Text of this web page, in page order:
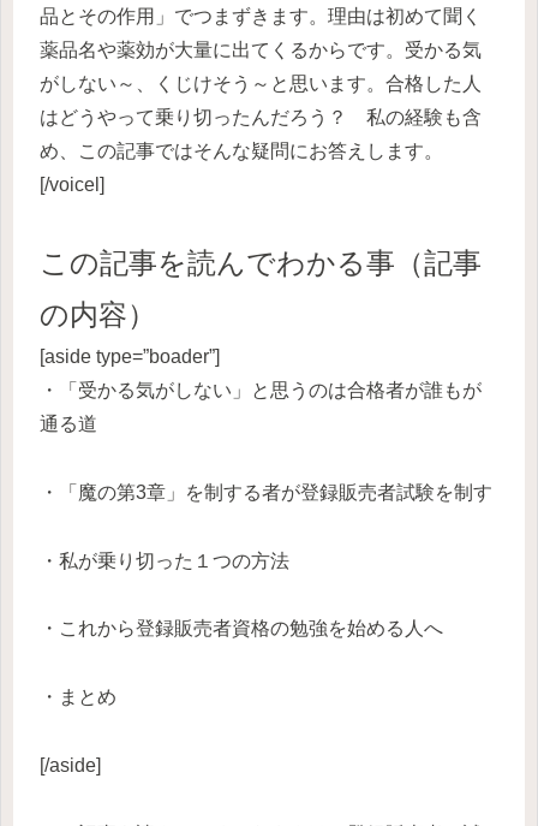
品とその作用」でつまずきます。理由は初めて聞く
薬品名や薬効が大量に出てくるからです。受かる気
がしない～、くじけそう～と思います。合格した人
はどうやって乗り切ったんだろう？ 私の経験も含
め、この記事ではそんな疑問にお答えします。
[/voicel]
この記事を読んでわかる事（記事
の内容）
[aside type=”boader”]
・「受かる気がしない」と思うのは合格者が誰もが
通る道
・「魔の第3章」を制する者が登録販売者試験を制す
・私が乗り切った１つの方法
・これから登録販売者資格の勉強を始める人へ
・まとめ
[/aside]